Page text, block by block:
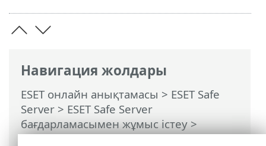
Навигация жолдары
ESET онлайн анықтамасы > ESET Safe
Server > ESET Safe Server
бағдарламасымен жұмыс істеу>
Кеңейтілген орнату>Қарап шығулар>